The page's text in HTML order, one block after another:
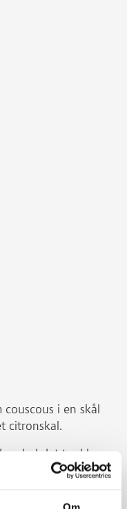
i en skål
citronskal.
lad det trække